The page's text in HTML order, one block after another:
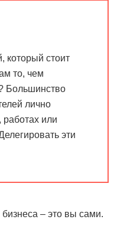
который стоит
то, чем
Большинство
лично
работах или
эти
– это вы сами.